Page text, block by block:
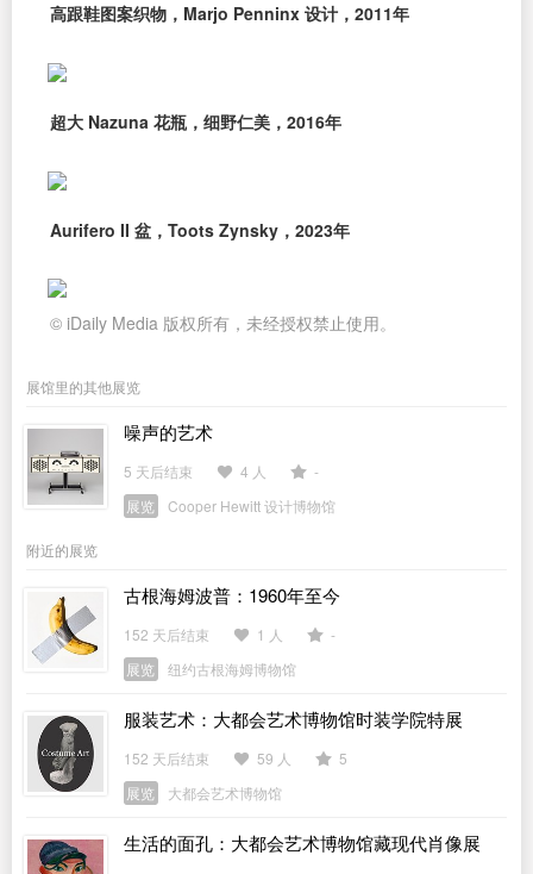
高跟鞋图案织物，Marjo Penninx 设计，2011年
超大 Nazuna 花瓶，细野仁美，2016年
Aurifero II 盆，Toots Zynsky，2023年
© iDaily Media 版权所有，未经授权禁止使用。
展馆里的其他展览
噪声的艺术
5 天后结束 4 人
-
展览
Cooper Hewitt 设计博物馆
附近的展览
古根海姆波普：1960年至今
152 天后结束 1 人
-
展览
纽约古根海姆博物馆
服装艺术：大都会艺术博物馆时装学院特展
152 天后结束 59 人
5
展览
大都会艺术博物馆
生活的面孔：大都会艺术博物馆藏现代肖像展